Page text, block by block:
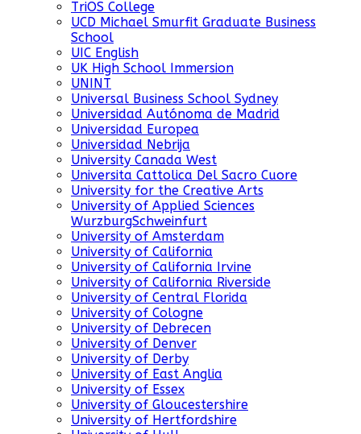
TriOS College
UCD Michael Smurfit Graduate Business
School
UIC English
UK High School Immersion
UNINT
Universal Business School Sydney
Universidad Autónoma de Madrid
Universidad Europea
Universidad Nebrija
University Canada West
Universita Cattolica Del Sacro Cuore
University for the Creative Arts
University of Applied Sciences
WurzburgSchweinfurt
University of Amsterdam
University of California
University of California Irvine
University of California Riverside
University of Central Florida
University of Cologne
University of Debrecen
University of Denver
University of Derby
University of East Anglia
University of Essex
University of Gloucestershire
University of Hertfordshire